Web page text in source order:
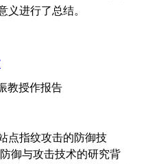
义进行了总结。
教授作报告
点指纹攻击的防御技
御与攻击技术的研究背